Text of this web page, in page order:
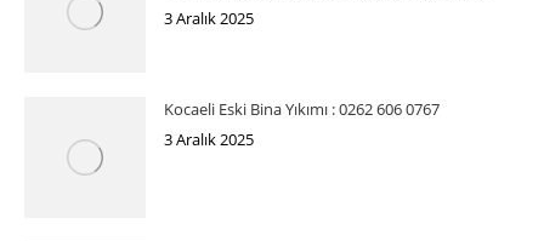
3 Aralık 2025
Kocaeli Eski Bina Yıkımı : 0262 606 0767
3 Aralık 2025